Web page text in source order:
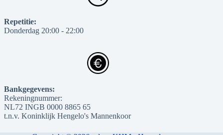
Repetitie:
Donderdag 20:00 - 22:00
Bankgegevens:
Rekeningnummer:
NL72 INGB 0000 8865 65
t.n.v. Koninklijk Hengelo's Mannenkoor